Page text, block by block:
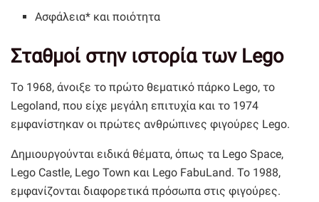
Ασφάλεια* και ποιότητα
Σταθμοί στην ιστορία των Lego
Το 1968, άνοιξε το πρώτο θεματικό πάρκο Lego, το
Legoland, που είχε μεγάλη επιτυχία και το 1974
εμφανίστηκαν οι πρώτες ανθρώπινες φιγούρες Lego.
Δημιουργούνται ειδικά θέματα, όπως τα Lego Space,
Lego Castle, Lego Town και Lego FabuLand. Το 1988,
εμφανίζονται διαφορετικά πρόσωπα στις φιγούρες.